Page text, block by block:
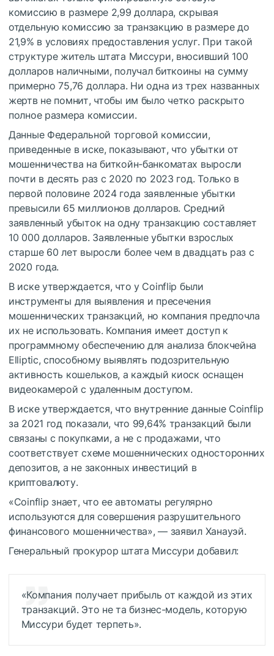
комиссию в размере 2,99 доллара, скрывая
отдельную комиссию за транзакцию в размере до
21,9% в условиях предоставления услуг. При такой
структуре житель штата Миссури, вносивший 100
долларов наличными, получал биткоины на сумму
примерно 75,76 доллара. Ни одна из трех названных
жертв не помнит, чтобы им было четко раскрыто
полное размера комиссии.
Данные Федеральной торговой комиссии,
приведенные в иске, показывают, что убытки от
мошенничества на биткойн-банкоматах выросли
почти в десять раз с 2020 по 2023 год. Только в
первой половине 2024 года заявленные убытки
превысили 65 миллионов долларов. Средний
заявленный убыток на одну транзакцию составляет
10 000 долларов. Заявленные убытки взрослых
старше 60 лет выросли более чем в двадцать раз с
2020 года.
В иске утверждается, что у Coinflip были
инструменты для выявления и пресечения
мошеннических транзакций, но компания предпочла
их не использовать. Компания имеет доступ к
программному обеспечению для анализа блокчейна
Elliptic, способному выявлять подозрительную
активность кошельков, а каждый киоск оснащен
видеокамерой с удаленным доступом.
В иске утверждается, что внутренние данные Coinflip
за 2021 год показали, что 99,64% транзакций были
связаны с покупками, а не с продажами, что
соответствует схеме мошеннических односторонних
депозитов, а не законных инвестиций в
криптовалюту.
«Coinflip знает, что ее автоматы регулярно
используются для совершения разрушительного
финансового мошенничества», — заявил Ханауэй.
Генеральный прокурор штата Миссури добавил:
«Компания получает прибыль от каждой из этих
транзакций. Это не та бизнес-модель, которую
Миссури будет терпеть».